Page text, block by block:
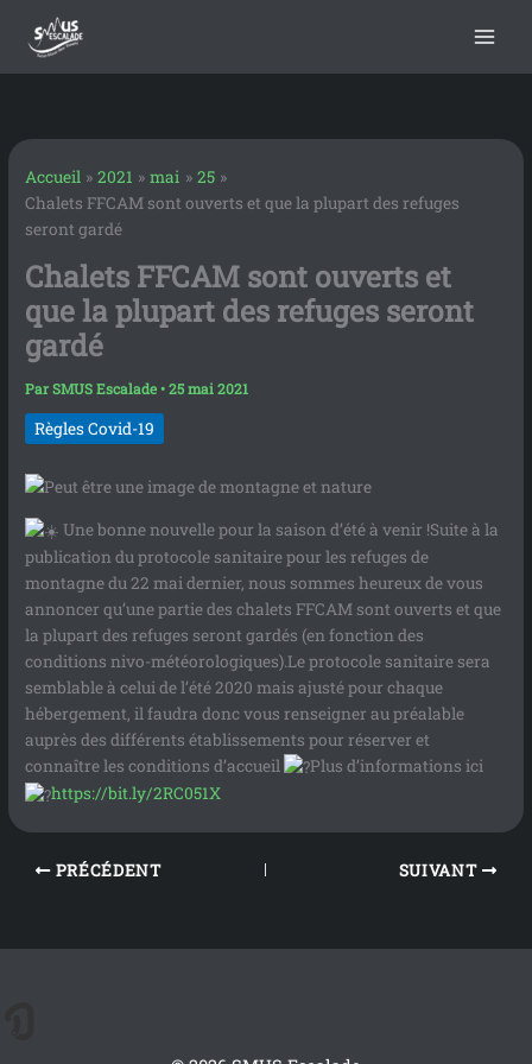
principal
contenu
Accueil 2021 mai
25
Chalets FFCAM sont ouverts et que la plupart des refuges
seront gardé
Chalets FFCAM sont ouverts et
que la plupart des refuges seront
gardé
ParSMUS Escalade•25 mai 2021
Règles Covid-19
Une bonne nouvelle pour la saison d’été à venir !Suite à la
publication du protocole sanitaire pour les refuges de
montagne du 22 mai dernier, nous sommes heureux de vous
annoncer qu’une partie des chalets FFCAM sont ouverts et que
la plupart des refuges seront gardés (en fonction des
conditions nivo-météorologiques).Le protocole sanitaire sera
semblable à celui de l’été 2020 mais ajusté pour chaque
hébergement, il faudra donc vous renseigner au préalable
auprès des différents établissements pour réserver et
connaître les conditions d’accueil
Plus d’informations ici
https://bit.ly/2RC051X
PRÉCÉDENT SUIVANT